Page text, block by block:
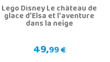
Lego Disney Le château de
glace d'Elsa et l'aventure
dans la neige
49,99 €